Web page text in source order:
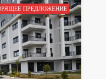
ПРЕДЛОЖЕНИЕ